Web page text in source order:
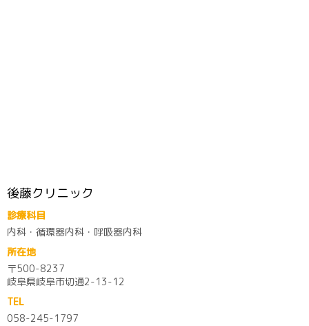
後藤クリニック
診療科目
内科・循環器内科・呼吸器内科
所在地
〒500-8237
岐阜県岐阜市切通2-13-12
TEL
058-245-1797